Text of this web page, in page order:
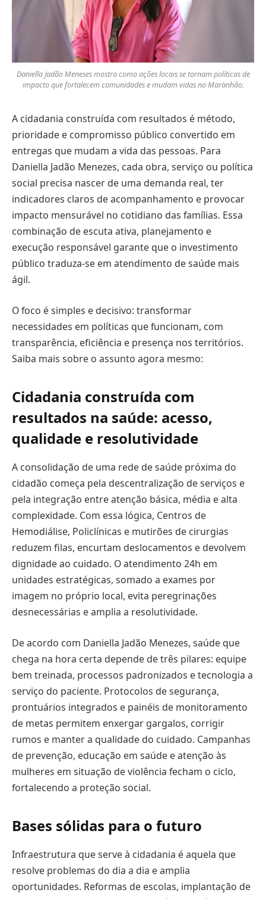
Daniella Jadão Meneses mostra como ações locais se tornam políticas de
impacto que fortalecem comunidades e mudam vidas no Maranhão.
A cidadania construída com resultados é método,
prioridade e compromisso público convertido em
entregas que mudam a vida das pessoas. Para
Daniella Jadão Menezes, cada obra, serviço ou política
social precisa nascer de uma demanda real, ter
indicadores claros de acompanhamento e provocar
impacto mensurável no cotidiano das famílias. Essa
combinação de escuta ativa, planejamento e
execução responsável garante que o investimento
público traduza-se em atendimento de saúde mais
ágil.
O foco é simples e decisivo: transformar
necessidades em políticas que funcionam, com
transparência, eficiência e presença nos territórios.
Saiba mais sobre o assunto agora mesmo:
Cidadania construída com
resultados na saúde: acesso,
qualidade e resolutividade
A consolidação de uma rede de saúde próxima do
cidadão começa pela descentralização de serviços e
pela integração entre atenção básica, média e alta
complexidade. Com essa lógica, Centros de
Hemodiálise, Policlínicas e mutirões de cirurgias
reduzem filas, encurtam deslocamentos e devolvem
dignidade ao cuidado. O atendimento 24h em
unidades estratégicas, somado a exames por
imagem no próprio local, evita peregrinações
desnecessárias e amplia a resolutividade.
De acordo com Daniella Jadão Menezes, saúde que
chega na hora certa depende de três pilares: equipe
bem treinada, processos padronizados e tecnologia a
serviço do paciente. Protocolos de segurança,
prontuários integrados e painéis de monitoramento
de metas permitem enxergar gargalos, corrigir
rumos e manter a qualidade do cuidado. Campanhas
de prevenção, educação em saúde e atenção às
mulheres em situação de violência fecham o ciclo,
fortalecendo a proteção social.
Bases sólidas para o futuro
Infraestrutura que serve à cidadania é aquela que
resolve problemas do dia a dia e amplia
oportunidades. Reformas de escolas, implantação de